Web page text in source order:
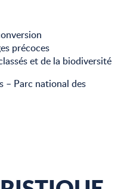
précoces
et de la biodiversité
– Parc national des